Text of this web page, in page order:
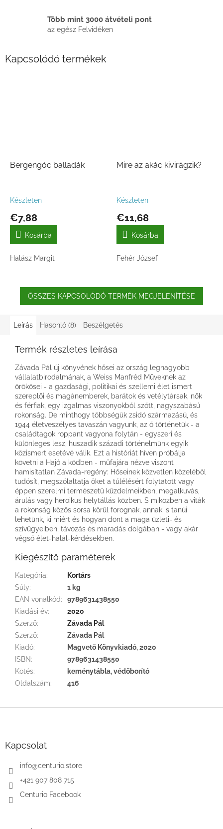
Több mint 3000 átvételi pont
az egész Felvidéken
Kapcsolódó termékek
Bergengóc balladák
Készleten
€7,88
Kosárba
Halász Margit
Mire az akác kivirágzik?
Készleten
€11,68
Kosárba
Fehér József
ÖSSZES KAPCSOLÓDÓ TERMÉK MEGJELENÍTÉSE
Leírás Hasonló (8) Beszélgetés
Termék részletes leírása
Závada Pál új könyvének hősei az ország legnagyobb
vállalatbirodalmának, a Weiss Manfréd Műveknek az
örökösei - a gazdasági, politikai és szellemi élet ismert
szereplői és magánemberek, barátok és vetélytársak, nők
és férfiak, egy izgalmas viszonyokból szőtt, nagyszabású
rokonság. De minthogy többségük zsidó származású, és
1944 életveszélyes tavaszán vagyunk, az ő történetük - a
családtagok roppant vagyona folytán - egyszeri és
különleges lesz, huszadik századi történelmünk egyik
közismert esetévé válik. Ezt a históriát híven próbálja
követni a Hajó a ködben - műfajára nézve viszont
hamisítatlan Závada-regény: Hőseinek közvetlen közeléből
tudósít, megszólaltatja őket a túlélésért folytatott vagy
éppen szerelmi természetű küzdelmeikben, megalkuvás,
árulás vagy heroikus helytállás közben. S miközben a viták
a rokonság közös sorsa körül forognak, annak is tanúi
lehetünk, ki miért és hogyan dönt a maga üzleti- és
szívügyeiben, távozás és maradás dolgában - vagy akár
végső élet-halál-kérdésekben.
Kiegészítő paraméterek
Kategória:
Kortárs
Súly:
1 kg
EAN vonalkód:
9789631438550
Kiadási év:
2020
Szerző:
Závada Pál
Szerző:
Závada Pál
Kiadó:
Magvető Könyvkiadó, 2020
ISBN:
9789631438550
Kötés:
keménytábla, védőborító
Oldalszám: 416
Kapcsolat
info@centurio.store
+421 907 808 715
Centurio Facebook